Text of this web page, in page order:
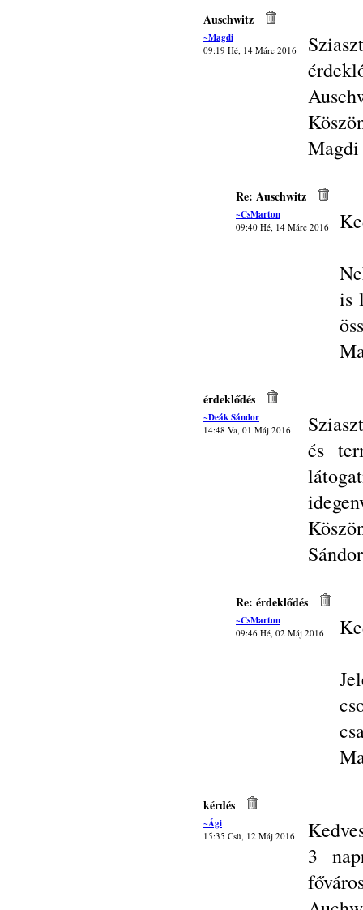
Auschwitz
~Magdi
09:19 Hé, 14 Márc 2016
Magdi
Re: Auschwitz
~CsMarton
09:40 Hé, 14 Márc 2016
is
érdeklődés
~Deák Sándor
14:48 Va, 01 Máj 2016
és
Sándor
Re: érdeklődés
~CsMarton
09:46 Hé, 02 Máj 2016
kérdés
~Ági
15:35 Csü, 12 Máj 2016
3